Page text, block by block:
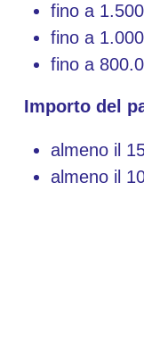
fino a
fino a
fino a
Importo del
almeno il
almeno il